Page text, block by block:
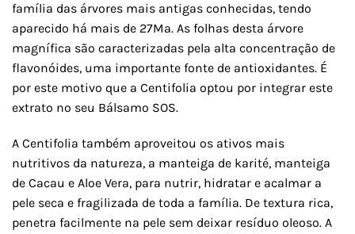
família das árvores mais antigas conhecidas, tendo
aparecido há mais de 27Ma. As folhas desta árvore
magnífica são caracterizadas pela alta concentração de
flavonóides, uma importante fonte de antioxidantes. É
por este motivo que a Centifolia optou por integrar este
extrato no seu Bálsamo SOS.
A Centifolia também aproveitou os ativos mais
nutritivos da natureza, a manteiga de karité, manteiga
de Cacau e Aloe Vera, para nutrir, hidratar e acalmar a
pele seca e fragilizada de toda a família. De textura rica,
penetra facilmente na pele sem deixar resíduo oleoso. A